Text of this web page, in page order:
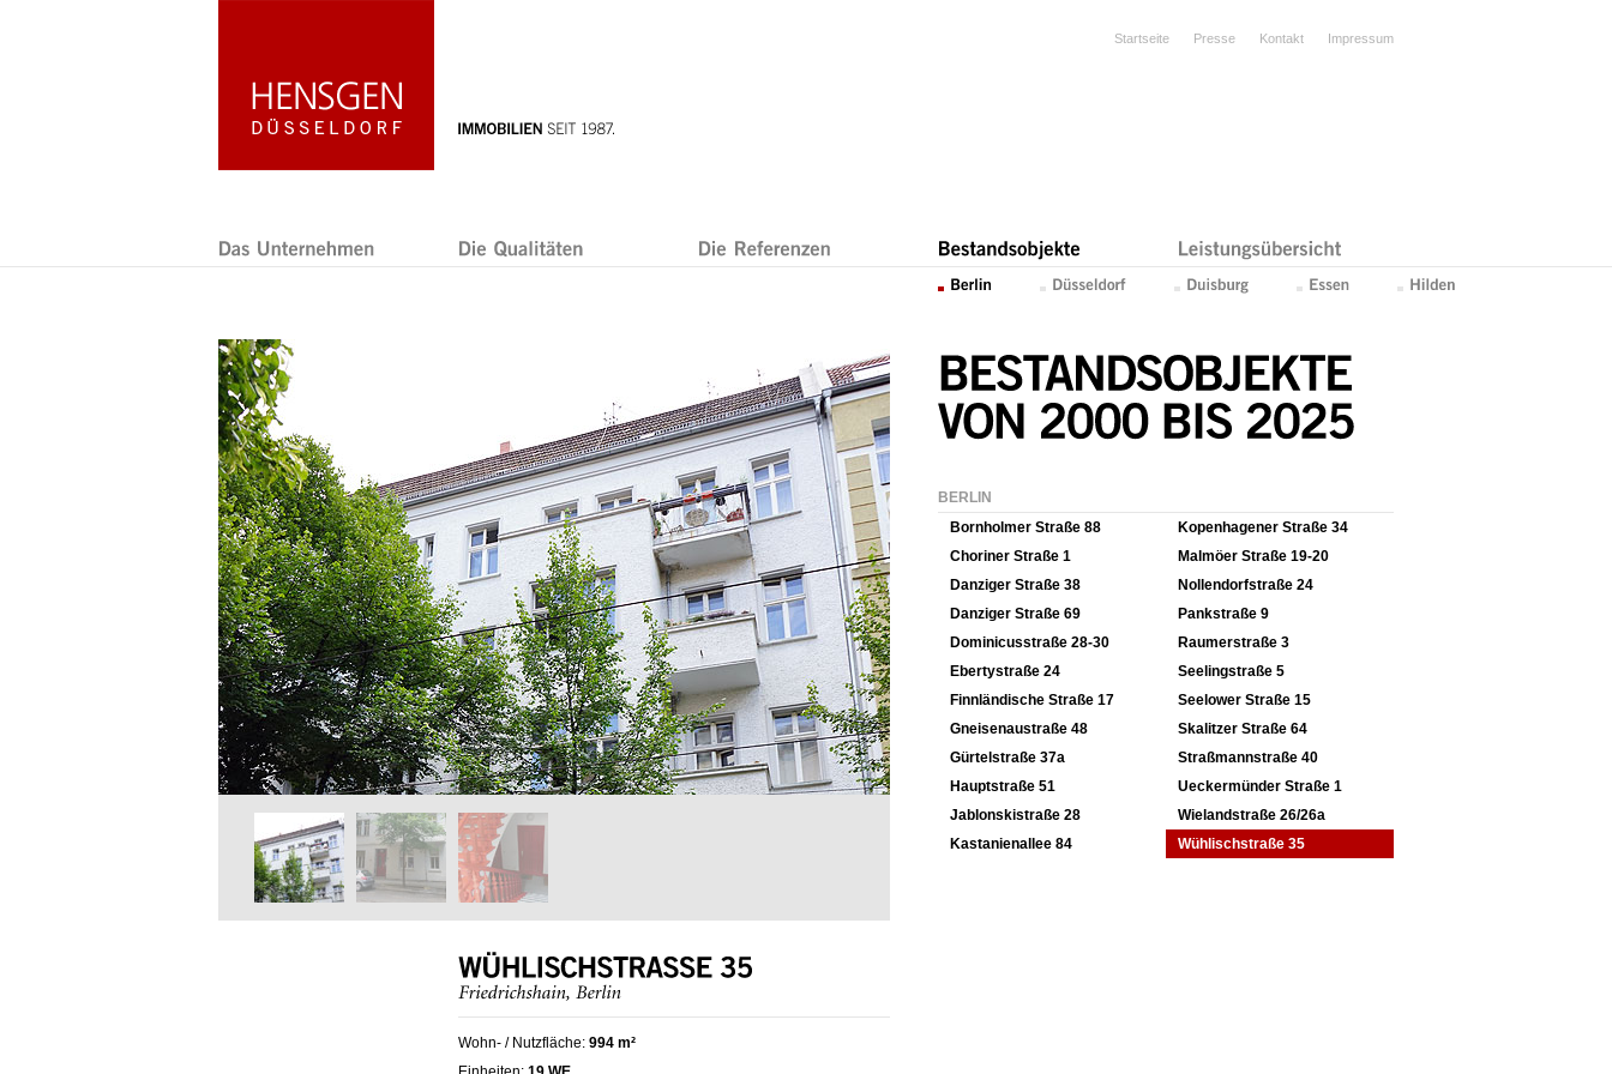
Startseite Presse Kontakt Impressum
Wohn- / Nutzfläche: 994 m²
BERLIN
Bornholmer Straße 88
Choriner Straße 1
Danziger Straße 38
Danziger Straße 69
Dominicusstraße 28-30
Ebertystraße 24
Finnländische Straße 17
Gneisenaustraße 48
Gürtelstraße 37a
Hauptstraße 51
Jablonskistraße 28
Kastanienallee 84
Kopenhagener Straße 34
Malmöer Straße 19-20
Nollendorfstraße 24
Pankstraße 9
Raumerstraße 3
Seelingstraße 5
Seelower Straße 15
Skalitzer Straße 64
Straßmannstraße 40
Ueckermünder Straße 1
Wielandstraße 26/26a
Wühlischstraße 35